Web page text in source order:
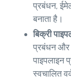
प्रबंधन,
बनाता है।
बिक्री
प्रबंधन और
पाइपलाइन
स्वचालित